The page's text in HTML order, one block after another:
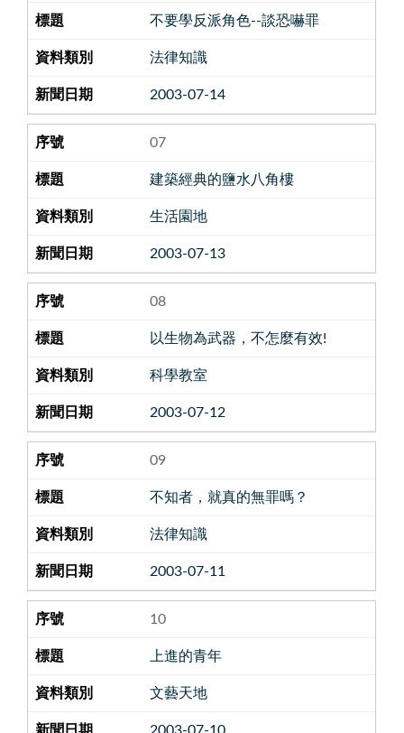
不要學反派角色--談恐嚇罪
法律知識
2003-07-14
07
建築經典的鹽水八角樓
生活園地
2003-07-13
08
以生物為武器，不怎麼有效!
科學教室
2003-07-12
09
不知者，就真的無罪嗎？
法律知識
2003-07-11
10
上進的青年
文藝天地